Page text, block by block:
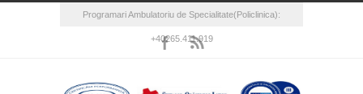
Programari Ambulatoriu de Specialitate(Policlinica):
+40265.411.919